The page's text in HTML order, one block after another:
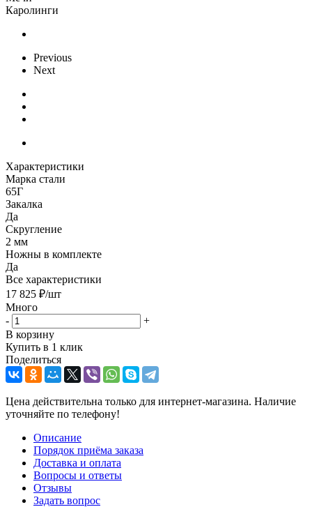
Каролинги
Previous
Next
Характеристики
Марка стали
65Г
Закалка
Да
Скругление
2 мм
Ножны в комплекте
Да
Все характеристики
17 825 ₽/шт
Много
-
+
В корзину
Купить в 1 клик
Поделиться
Цена действительна только для интернет-магазина. Наличие
уточняйте по телефону!
Описание
Порядок приёма заказа
Доставка и оплата
Вопросы и ответы
Отзывы
Задать вопрос